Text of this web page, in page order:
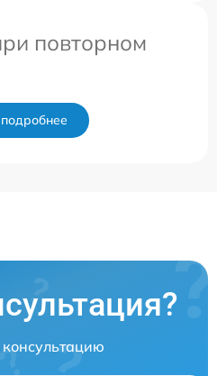
повторном